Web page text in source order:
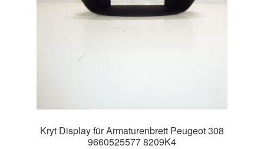
Kryt Display für Armaturenbrett Peugeot 308
9660525577 8209K4